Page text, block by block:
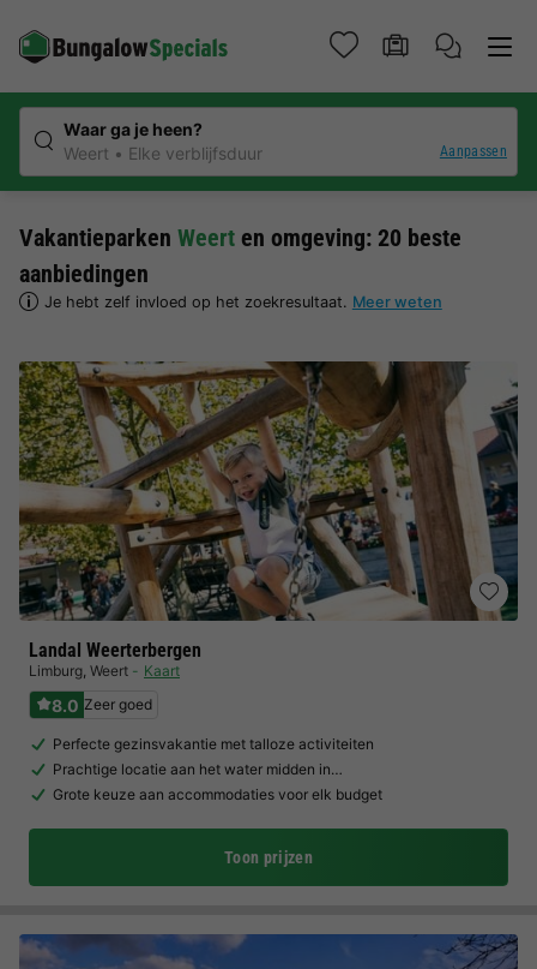
Waar ga je heen?
Weert
Elke verblijfsduur Aanpassen
Vakantieparken Weert en omgeving: 20 beste
aanbiedingen
Je hebt zelf invloed op het zoekresultaat. Meer weten
Landal Weerterbergen
Limburg, Weert Kaart
8.0 Zeer goed
Perfecte gezinsvakantie met talloze activiteiten
Prachtige locatie aan het water midden in…
Grote keuze aan accommodaties voor elk budget
Toon prijzen